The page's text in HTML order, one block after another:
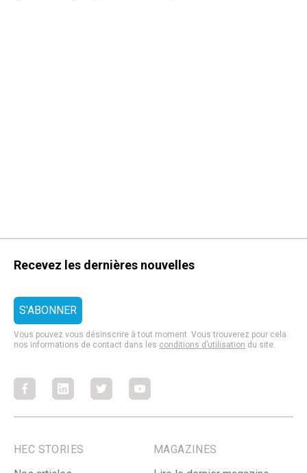
Recevez les dernières nouvelles
Vous pouvez vous désinscrire à tout moment. Vous trouverez pour cela
nos informations de contact dans les conditions d’utilisation du site.
FacebookFacebookFacebookFacebook
HEC STORIES
MAGAZINES